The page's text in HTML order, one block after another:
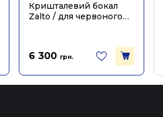
Кришталевий бокал
Zalto / для червоного
6 300 грн.